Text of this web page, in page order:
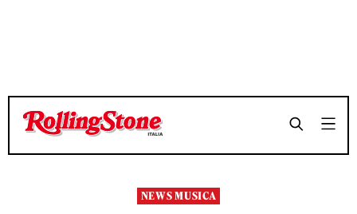
TEMPO DI LETTURA 4 MINUTI SHARE
TEMPO DI LETTURA 4 MINUTI SHARE
NEWS MUSICA